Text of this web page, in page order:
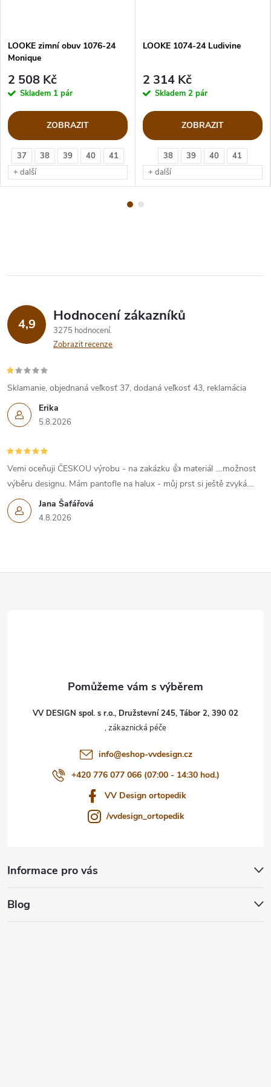
37 38 39 40
41
+ další
LOOKE zimní obuv 1076-24
Monique
2 508 Kč
Skladem 1 pár
ZOBRAZIT
38 39 40
41
+ další
LOOKE 1074-24 Ludivine
2 314 Kč
Skladem 2 pár
ZOBRAZIT
4,9 Hodnocení zákazníků
3275 hodnocení
Zobrazit recenze
Erika
5.8.2026
Sklamanie, objednaná veľkosť 37, dodaná veľkosť 43, reklamácia
Jana Šafářová
4.8.2026
Vemi oceňuji ČESKOU výrobu - na zakázku 👍 materiál ....možnost
výběru designu. Mám pantofle na halux - můj prst si ještě zvyká....
VV DESIGN spol. s r.o., Družstevní 245, Tábor 2, 390 02
info@eshop-vvdesign.cz
+420 776 077 066 (07:00 - 14:30 hod.)
VV Design ortopedik
/vvdesign_ortopedik
Informace pro vás
Blog